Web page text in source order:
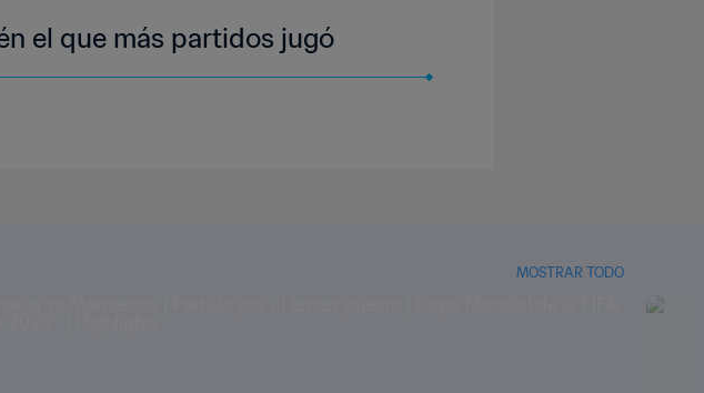
el que más partidos jugó
MOSTRAR TODO